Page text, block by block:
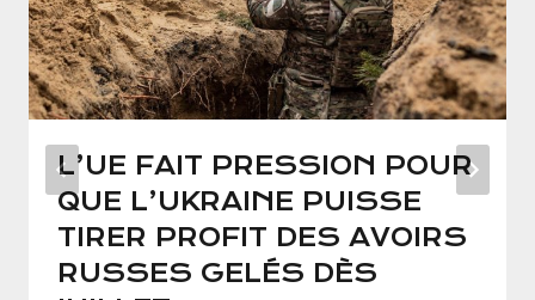
L’UE FAIT PRESSION POUR
QUE L’UKRAINE PUISSE
TIRER PROFIT DES AVOIRS
RUSSES GELÉS DÈS